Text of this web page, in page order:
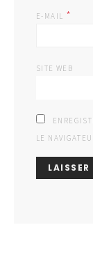
E-MAIL *
SITE WEB
LE